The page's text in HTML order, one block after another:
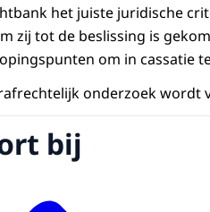
het juiste juridische
zij tot de beslissing is
om in cassatie
onderzoek wordt
bij